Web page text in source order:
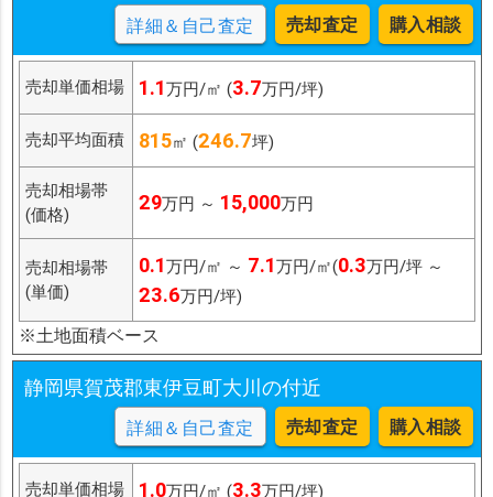
詳細＆自己査定 売却査定 購入相談
売却単価相場 1.1万円/㎡ (3.7万円/坪)
売却平均面積 815㎡ (246.7坪)
売却相場帯
(価格)
29万円 ～ 15,000万円
売却相場帯
(単価)
0.1万円/㎡ ～ 7.1万円/㎡(0.3万円/坪 ～
23.6万円/坪)
※土地面積ベース
静岡県賀茂郡東伊豆町大川の付近
詳細＆自己査定 売却査定 購入相談
売却単価相場 1.0万円/㎡ (3.3万円/坪)